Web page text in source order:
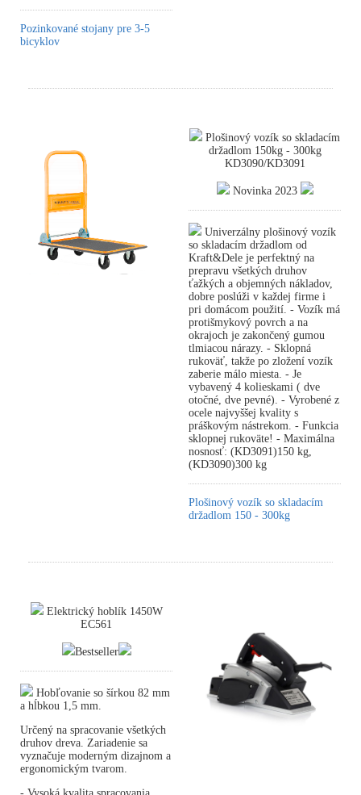
Pozinkované stojany pre 3-5
bicyklov
Plošinový vozík so skladacím
držadlom 150kg - 300kg
KD3090/KD3091
Novinka 2023
Univerzálny plošinový vozík
so skladacím držadlom od
Kraft&Dele je perfektný na
prepravu všetkých druhov
ťažkých a objemných nákladov,
dobre poslúži v každej firme i
pri domácom použití. - Vozík má
protišmykový povrch a na
okrajoch je zakončený gumou
tlmiacou nárazy. - Sklopná
rukoväť, takže po zložení vozík
zaberie málo miesta. - Je
vybavený 4 kolieskami ( dve
otočné, dve pevné). - Vyrobené z
ocele najvyššej kvality s
práškovým nástrekom. - Funkcia
sklopnej rukoväte! - Maximálna
nosnosť: (KD3091)150 kg,
(KD3090)300 kg
Plošinový vozík so skladacím
držadlom 150 - 300kg
Elektrický hoblík 1450W
EC561
Bestseller
Hobľovanie so šírkou 82 mm
a hĺbkou 1,5 mm.
Určený na spracovanie všetkých
druhov dreva. Zariadenie sa
vyznačuje moderným dizajnom a
ergonomickým tvarom.